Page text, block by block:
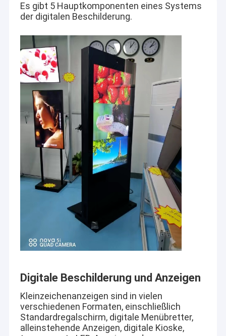
Es gibt 5 Hauptkomponenten eines Systems
der digitalen Beschilderung.
Digitale Beschilderung und Anzeigen
Kleinzeichenanzeigen sind in vielen
verschiedenen Formaten, einschließlich
Standardregalschirm, digitale Menübretter,
alleinstehende Anzeigen, digitale Kioske,